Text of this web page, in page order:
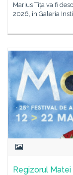
Marius Tiţa va fi
2026, în Galeria
Regizorul